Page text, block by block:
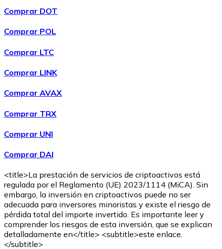
Comprar DOT
Comprar POL
Comprar LTC
Comprar LINK
Comprar AVAX
Comprar TRX
Comprar UNI
Comprar DAI
<title>La prestación de servicios de criptoactivos está
regulada por el Reglamento (UE) 2023/1114 (MiCA). Sin
embargo, la inversión en criptoactivos puede no ser
adecuada para inversores minoristas y existe el riesgo de
pérdida total del importe invertido. Es importante leer y
comprender los riesgos de esta inversión, que se explican
detalladamente en</title> <subtitle>este enlace.
</subtitle>